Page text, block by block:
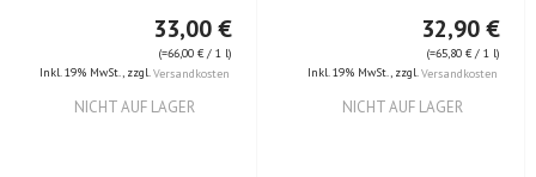
33,00 €
(=66,00 €/ 1 l)
Inkl. 19% MwSt., zzgl.Versandkosten
NICHT AUF LAGER
32,90 €
(=65,80 €/ 1 l)
Inkl. 19% MwSt., zzgl.Versandkosten
NICHT AUF LAGER